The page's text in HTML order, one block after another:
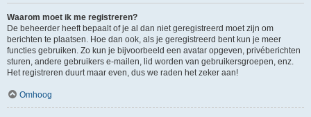
Waarom moet ik me registreren?
De beheerder heeft bepaalt of je al dan niet geregistreerd moet zijn om
berichten te plaatsen. Hoe dan ook, als je geregistreerd bent kun je meer
functies gebruiken. Zo kun je bijvoorbeeld een avatar opgeven, privéberichten
sturen, andere gebruikers e-mailen, lid worden van gebruikersgroepen, enz.
Het registreren duurt maar even, dus we raden het zeker aan!
Omhoog